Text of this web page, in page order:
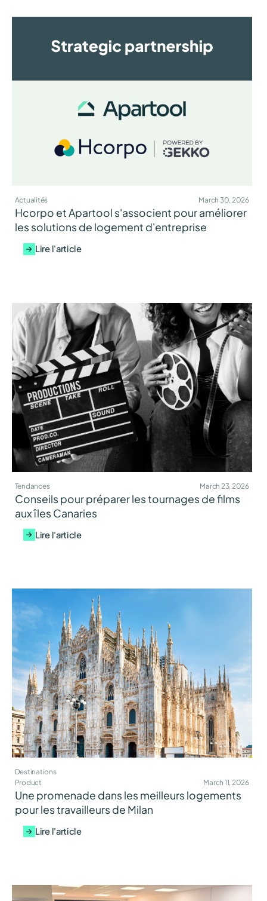
Actualités March 30, 2026
Hcorpo et Apartool s'associent pour améliorer
les solutions de logement d'entreprise
Lire l'article
Tendances March 23, 2026
Conseils pour préparer les tournages de films
aux îles Canaries
Lire l'article
Destinations
Product
March 11, 2026
Une promenade dans les meilleurs logements
pour les travailleurs de Milan
Lire l'article